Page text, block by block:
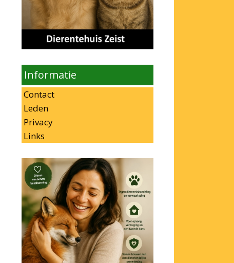
Informatie
Contact
Leden
Privacy
Links